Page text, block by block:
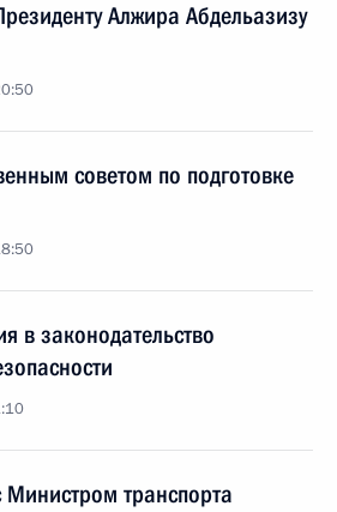
Алжира Абдельазизу
советом по подготовке
в законодательство
Министром транспорта